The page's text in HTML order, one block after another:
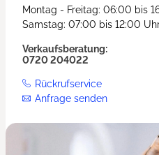
Montag - Freitag: 06:00 bis
Samstag: 07:00 bis 12:00
Verkaufsberatung:
0720 204022
Rückrufservice
Anfrage senden